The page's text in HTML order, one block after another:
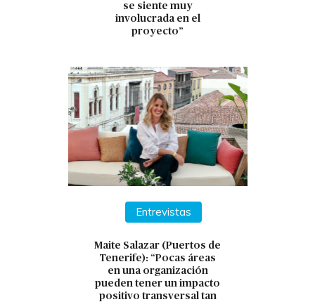
se siente muy
involucrada en el
proyecto”
Entrevistas
Maite Salazar (Puertos de
Tenerife): “Pocas áreas
en una organización
pueden tener un impacto
positivo transversal tan